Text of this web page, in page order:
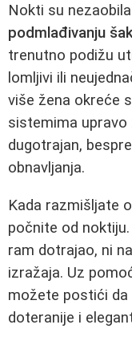
Nokti su
podmlađivanju
trenutno podižu
lomljivi ili
više žena okreće
sistemima
dugotrajan,
obnavljanja.
Kada razmišljate
počnite od
ram dotrajao, ni
izražaja. Uz
možete postići da
doteranije i